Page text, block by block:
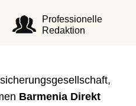
Professionelle
Redaktion
Barmenia Direkt